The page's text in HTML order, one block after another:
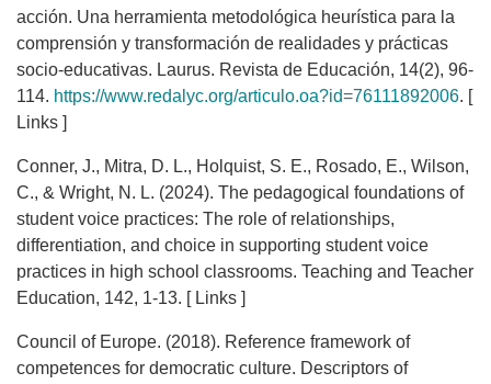
acción. Una herramienta metodológica heurística para la
comprensión y transformación de realidades y prácticas
socio-educativas. Laurus. Revista de Educación, 14(2), 96-
114. https://www.redalyc.org/articulo.oa?id=76111892006. [
Links ]
Conner, J., Mitra, D. L., Holquist, S. E., Rosado, E., Wilson,
C., & Wright, N. L. (2024). The pedagogical foundations of
student voice practices: The role of relationships,
differentiation, and choice in supporting student voice
practices in high school classrooms. Teaching and Teacher
Education, 142, 1-13. [ Links ]
Council of Europe. (2018). Reference framework of
competences for democratic culture. Descriptors of